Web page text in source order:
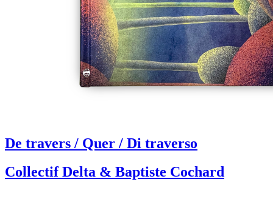
De travers / Quer / Di traverso
Collectif Delta & Baptiste Cochard